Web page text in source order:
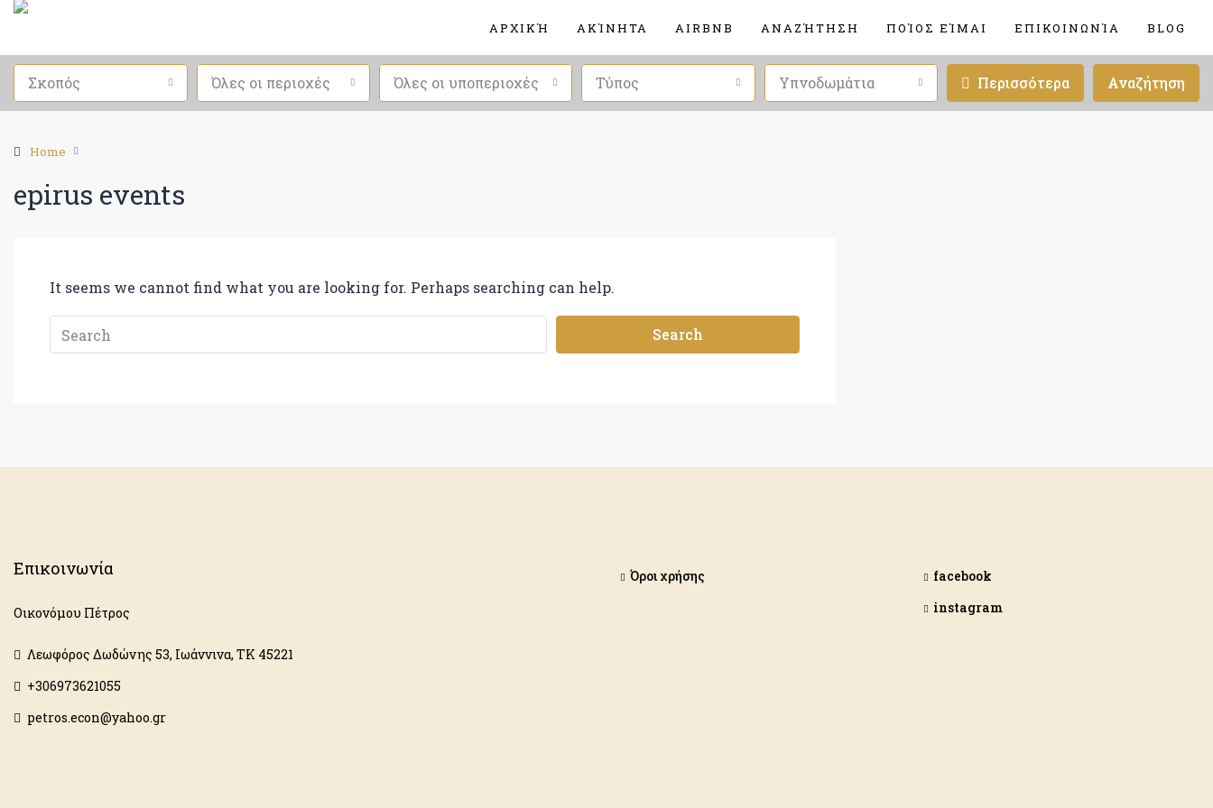
ΑΡΧΙΚΉ ΑΚΊΝΗΤΑ AIRBNB ΑΝΑΖΉΤΗΣΗ ΠΟΊΟΣ ΕΊΜΑΙ ΕΠΙΚΟΙΝΩΝΊΑ BLOG
Σκοπός Όλες οι περιοχές Όλες οι υποπεριοχές Τύπος Υπνοδωμάτια Περισσότερα Αναζήτηση
Home
epirus events
It seems we cannot find what you are looking for. Perhaps searching can help.
Search
Επικοινωνία
Οικονόμου Πέτρος
Λεωφόρος Δωδώνης 53, Ιωάννινα, ΤΚ 45221
+306973621055
petros.econ@yahoo.gr
Όροι χρήσης
facebook
instagram